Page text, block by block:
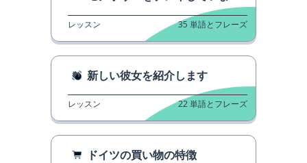
レッスン 35 単語とフレーズ
新しい彼女を紹介します
レッスン 22単語とフレーズ
ドイツの買い物の特徴